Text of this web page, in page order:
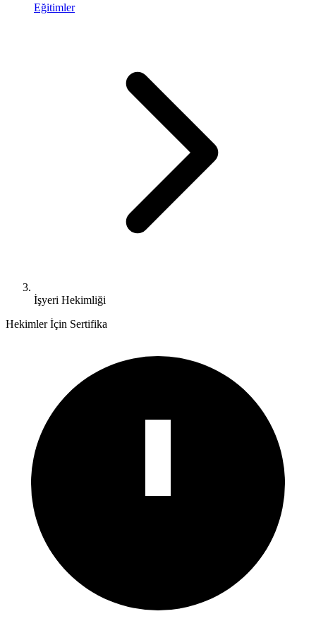
Eğitimler
İşyeri Hekimliği
Hekimler İçin Sertifika